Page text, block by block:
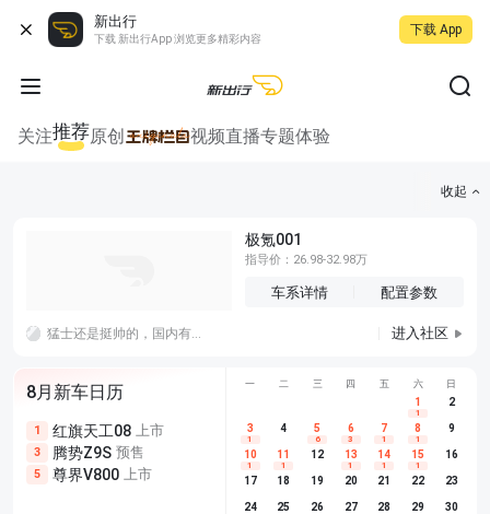
新出行
下载 新出行App 浏览更多精彩内容
下载 App
关注推荐原创 视频直播专题体验
收起
极氪001
指导价：26.98-32.98万
车系详情 配置参数
猛士还是挺帅的，国内有棱有角的车型不多，如果特斯拉的赛博皮卡能把规则改掉的话，后面棱角分明的车就好设计了 进入社区
8月新车日历
1 红旗天工08 上市
3 腾势Z9S 预售
5 尊界V800 上市
尊界V680 上市
享界G9 预售
别克至境L7 预售
埃安
长城H10
深蓝S05
一 二 三 四 五 六 日
1
1
2
3
1
4 5
6
6
3
7
1
8
1
9
10
1
11
1
12 13
1
14
1
15
1
16
17 18 19 20 21 22 23
24 25 26 27 28 29 30